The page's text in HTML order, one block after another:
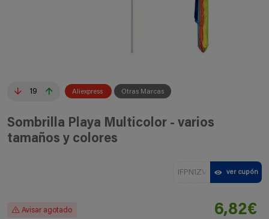
19 Aliexpress Otras Marcas
Sombrilla Playa Multicolor - varios
tamaños y colores
IFPN1ZV ver cupón
Avisar agotado 6,82€